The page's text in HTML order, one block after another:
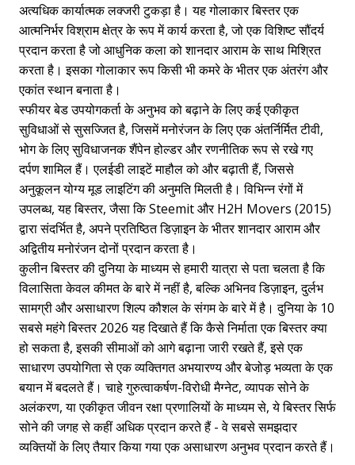
अत्यधिक कार्यात्मक लक्जरी टुकड़ा है। यह गोलाकार बिस्तर एक
आत्मनिर्भर विश्राम क्षेत्र के रूप में कार्य करता है, जो एक विशिष्ट सौंदर्य
प्रदान करता है जो आधुनिक कला को शानदार आराम के साथ मिश्रित
करता है। इसका गोलाकार रूप किसी भी कमरे के भीतर एक अंतरंग और
एकांत स्थान बनाता है।
स्फीयर बेड उपयोगकर्ता के अनुभव को बढ़ाने के लिए कई एकीकृत
सुविधाओं से सुसज्जित है, जिसमें मनोरंजन के लिए एक अंतर्निर्मित टीवी,
भोग के लिए सुविधाजनक शैंपेन होल्डर और रणनीतिक रूप से रखे गए
दर्पण शामिल हैं। एलईडी लाइटें माहौल को और बढ़ाती हैं, जिससे
अनुकूलन योग्य मूड लाइटिंग की अनुमति मिलती है। विभिन्न रंगों में
उपलब्ध, यह बिस्तर, जैसा कि Steemit और H2H Movers (2015)
द्वारा संदर्भित है, अपने प्रतिष्ठित डिज़ाइन के भीतर शानदार आराम और
अद्वितीय मनोरंजन दोनों प्रदान करता है।
कुलीन बिस्तर की दुनिया के माध्यम से हमारी यात्रा से पता चलता है कि
विलासिता केवल कीमत के बारे में नहीं है, बल्कि अभिनव डिज़ाइन, दुर्लभ
सामग्री और असाधारण शिल्प कौशल के संगम के बारे में है। दुनिया के 10
सबसे महंगे बिस्तर 2026 यह दिखाते हैं कि कैसे निर्माता एक बिस्तर क्या
हो सकता है, इसकी सीमाओं को आगे बढ़ाना जारी रखते हैं, इसे एक
साधारण उपयोगिता से एक व्यक्तिगत अभयारण्य और बेजोड़ भव्यता के एक
बयान में बदलते हैं। चाहे गुरुत्वाकर्षण-विरोधी मैग्नेट, व्यापक सोने के
अलंकरण, या एकीकृत जीवन रक्षा प्रणालियों के माध्यम से, ये बिस्तर सिर्फ
सोने की जगह से कहीं अधिक प्रदान करते हैं - वे सबसे समझदार
व्यक्तियों के लिए तैयार किया गया एक असाधारण अनुभव प्रदान करते हैं।